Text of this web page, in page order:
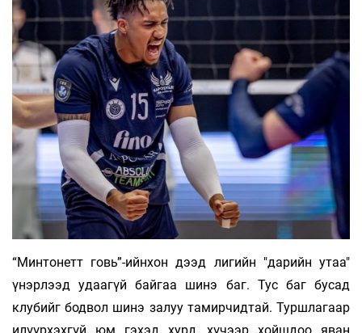
“Минтонетт говь”-ийнхон дээд лигийн "дарийн утаа"
үнэрлээд удаагүй байгаа шинэ баг. Тус баг бусад
клубийг бодвол шинэ залуу тамирчидтай. Туршлагаар